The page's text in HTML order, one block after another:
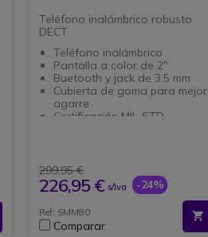
Teléfono inalámbrico robusto
DECT
Teléfono inalámbrico
Pantalla a color de 2"
Buetooth y jack de 3,5 mm
Cubierta de goma para mejor
agarre
Certificación MIL-STD
aislado): Botón de alarma
programable
Compatible con base M300,
299,95 €
226,95 € s/Iva -24%
Ref: SMM80
Comparar